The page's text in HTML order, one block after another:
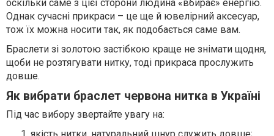
оскільки саме з цієї сторони людина «вбирає» енергію.
Однак сучасні прикраси – це ще й ювелірний аксесуар,
тож їх можна носити так, як подобається саме вам.
Браслети зі золотою застібкою краще не знімати щодня,
щоби не розтягувати нитку, тоді прикраса прослужить
довше.
Як вибрати браслет червона нитка в Україні
Під час вибору звертайте увагу на: